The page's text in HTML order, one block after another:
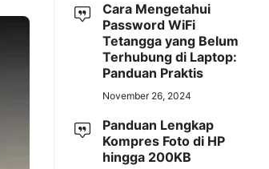
Cara Mengetahui
Password WiFi
Tetangga yang Belum
Terhubung di Laptop:
Panduan Praktis
November 26, 2024
Panduan Lengkap
Kompres Foto di HP
hingga 200KB